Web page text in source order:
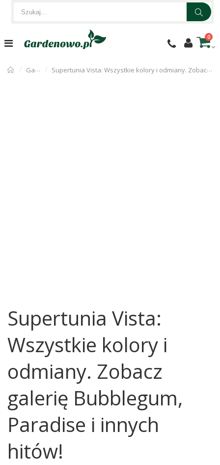
0
Gardenowo Supertunia Vista: Wszystkie kolory i odmiany. Zobacz galerię Bubblegum, Paradise i innych hitów!
Supertunia Vista:
Wszystkie kolory i
odmiany. Zobacz
galerię Bubblegum,
Paradise i innych
hitów!